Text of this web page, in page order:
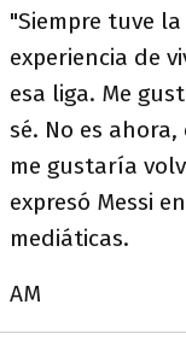
"Siempre tuve
experiencia de
esa liga. Me
sé. No es
me gustaría
expresó Messi
mediáticas.
AM